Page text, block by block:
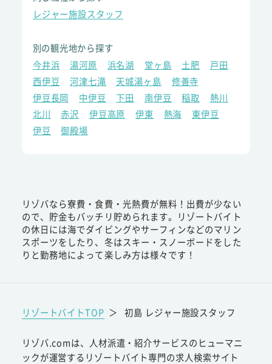
レジャー施設スタッフ
別の観光地から探す
今井浜
湯河原 浜名湖 堂ヶ島 土肥
戸田
西伊豆
河津七滝 天城湯ヶ島
修善寺
伊豆長岡
中伊豆 下田 南伊豆 稲取
熱川
北川
赤沢 伊豆高原 伊東 熱海
東伊豆
伊豆
御殿場
リゾバなら寮費・食費・光熱費が無料！出費が少ない
ので、貯金もバッチリ貯められます。リゾートバイト
の休日には海でダイビングやサーフィンなどのマリン
スポーツをしたり、冬はスキー・スノーボードをした
りと勤務地によって楽しみ方は様々です！
リゾートバイトTOP ＞ 初島 レジャー施設スタッフ
リゾバ.comは、人材派遣・紹介サービスのヒューマニ
ックが運営するリゾートバイト専門の求人検索サイト